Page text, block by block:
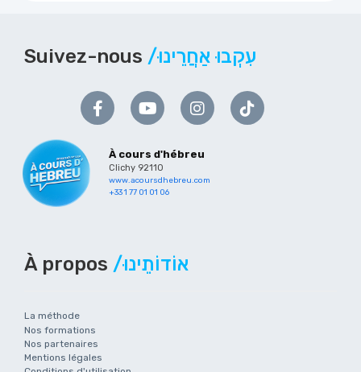
Suivez-nous /עִקְבוּ אַחֲרֵינוּ
À cours d'hébreu
Clichy 92110
www.acoursdhebreu.com
+33 1 77 01 01 06
À propos /אוֹדוֹתֵינוּ
La méthode
Nos formations
Nos partenaires
Mentions légales